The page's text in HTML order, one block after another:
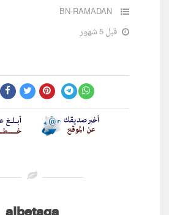
BN-RAMADAN
قبل 5 شهور